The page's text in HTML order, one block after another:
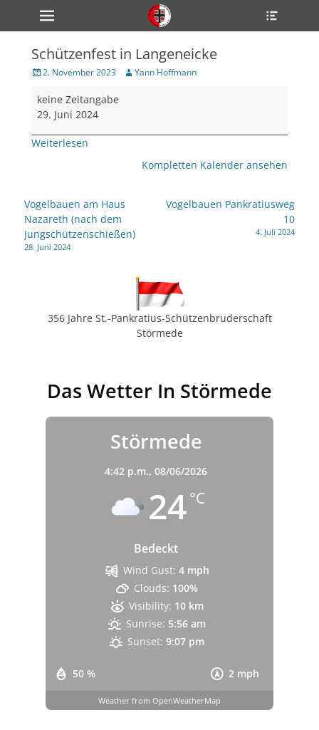
zum
Inhalt
Primärmenü
Schützenfest in Langeneicke
Veröffentlicht
2. November 2023 Author
Yann Hoffmann
Schützenfest
in
Langeneicke
keine Zeitangabe
29. Juni 2024
Weiterlesen
Kompletten Kalender ansehen
Beitragsnavigation
Vogelbauen am Haus
Nazareth (nach dem
Jungschützenschießen)
28. Juni 2024
Vogelbauen Pankratiusweg
10
4. Juli 2024
356 Jahre St.-Pankratius-Schützenbruderschaft
Störmede
Das Wetter In Störmede
Störmede
4:42 p.m., 08/06/2026
24°C
Bedeckt
50 % 2 mph
Wind Gust: 4 mph
Clouds: 100%
Visibility: 10 km
Sunrise: 5:56 am
Sunset: 9:07 pm
Weather from OpenWeatherMap